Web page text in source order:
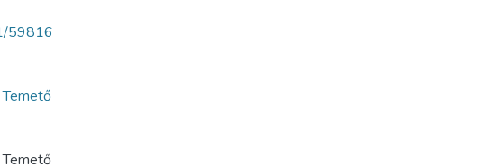
59816